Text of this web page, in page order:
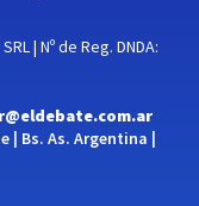
| Nº de Reg. DNDA:
| Bs. As. Argentina |